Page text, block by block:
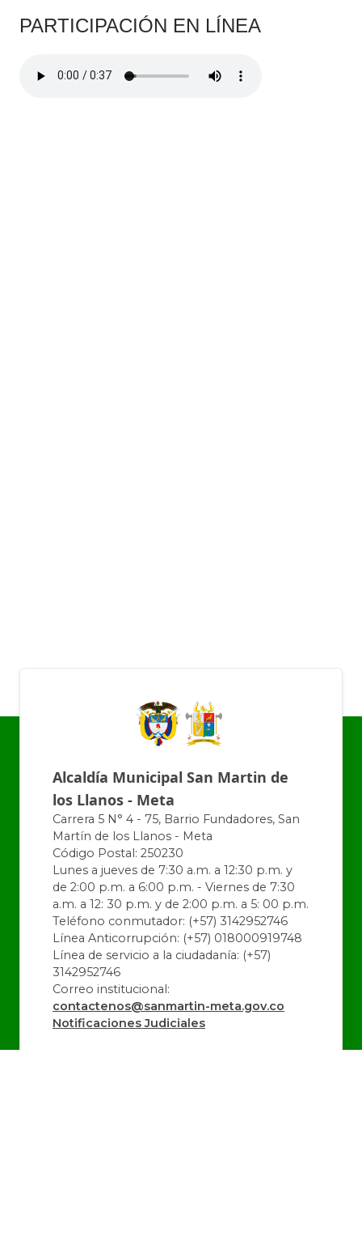
PARTICIPACIÓN EN LÍNEA
Alcaldía Municipal San Martin de
los Llanos - Meta
Carrera 5 N° 4 - 75, Barrio Fundadores, San
Martín de los Llanos - Meta
Código Postal: 250230
Lunes a jueves de 7:30 a.m. a 12:30 p.m. y
de 2:00 p.m. a 6:00 p.m. - Viernes de 7:30
a.m. a 12: 30 p.m. y de 2:00 p.m. a 5: 00 p.m.
Teléfono conmutador: (+57) 3142952746
Línea Anticorrupción: (+57) 018000919748
Línea de servicio a la ciudadanía: (+57)
3142952746
Correo institucional:
contactenos@sanmartin-meta.gov.co
Notificaciones Judiciales